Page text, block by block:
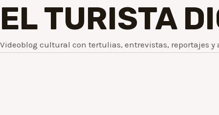
EL TURISTA
Videoblog cultural con tertulias, entrevistas, reportajes y